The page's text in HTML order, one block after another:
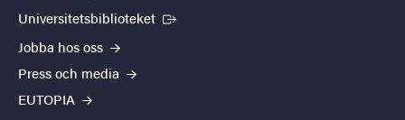
Universitetsbiblioteket (Extern länk)
Jobba hos oss
Press och media
EUTOPIA